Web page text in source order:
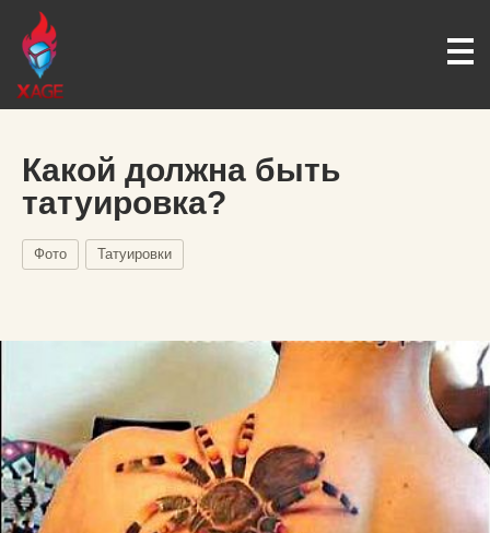
Какой должна быть
татуировка?
Фото Татуировки